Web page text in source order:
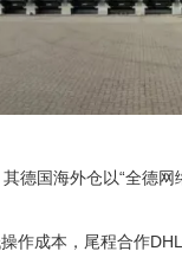
德国海外仓以“全德
作成本，尾程合作